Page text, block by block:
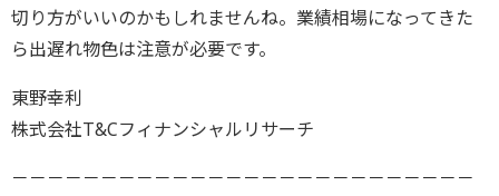
切り方がいいのかもしれませんね。業績相場になってきた
ら出遅れ物色は注意が必要です。
東野幸利
株式会社T&Cフィナンシャルリサーチ
－－－－－－－－－－－－－－－－－－－－－－－－－－